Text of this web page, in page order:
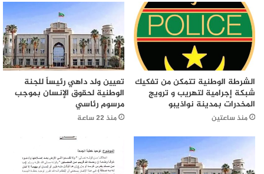
الشرطة الوطنية تتمكن من تفكيك
شبكة إجرامية لتهريب و ترويج
المخدرات بمدينة نواذيبو
منذ ساعتين
تعيين ولد داهي رئيساً للجنة
الوطنية لحقوق الإنسان بموجب
مرسوم رئاسي
منذ 22 ساعة